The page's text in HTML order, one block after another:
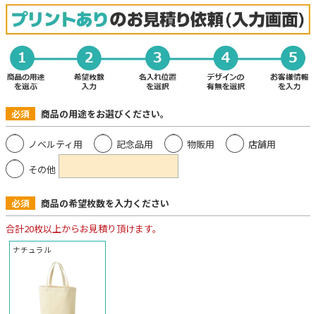
必須 商品の用途をお選びください。
ノベルティ用 記念品用 物販用
店舗用
その他
必須
商品の希望枚数を入力ください
合計20枚以上からお見積り頂けます。
ナチュラル